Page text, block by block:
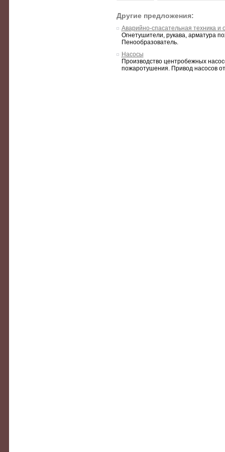
Другие предложения:
Аварийно-спасательная техника и
Огнетушители, рукава, арматура
Пенообразователь.
Насосы
Производство центробежных
пожаротушения. Привод насосов